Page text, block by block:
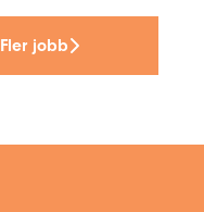
Fler jobb